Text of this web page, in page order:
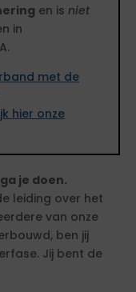
en is niet
in
met de
hier onze
je doen.
leiding over het
van onze
ben jij
Jij bent de